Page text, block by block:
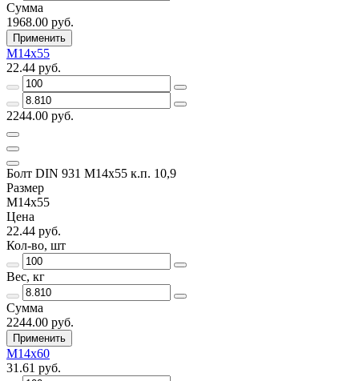
Сумма
1968.00 руб.
Применить
М14х55
22.44 руб.
2244.00 руб.
Болт DIN 931 М14х55 к.п. 10,9
Размер
М14х55
Цена
22.44 руб.
Кол-во, шт
Вес, кг
Сумма
2244.00 руб.
Применить
М14х60
31.61 руб.